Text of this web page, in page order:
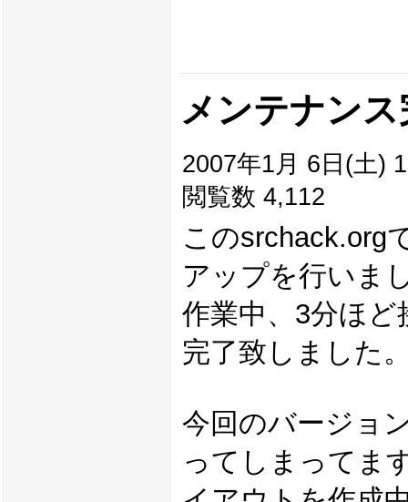
メンテナン
2007年1月 6日(土)
閲覧数 4,112
このsrchack.org
アップを行いま
作業中、3分ほ
完了致しました
今回のバージョ
ってしまってま